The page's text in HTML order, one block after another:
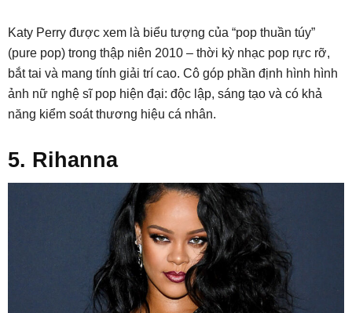
Katy Perry được xem là biểu tượng của “pop thuần túy”
(pure pop) trong thập niên 2010 – thời kỳ nhạc pop rực rỡ,
bắt tai và mang tính giải trí cao. Cô góp phần định hình hình
ảnh nữ nghệ sĩ pop hiện đại: độc lập, sáng tạo và có khả
năng kiểm soát thương hiệu cá nhân.
5. Rihanna